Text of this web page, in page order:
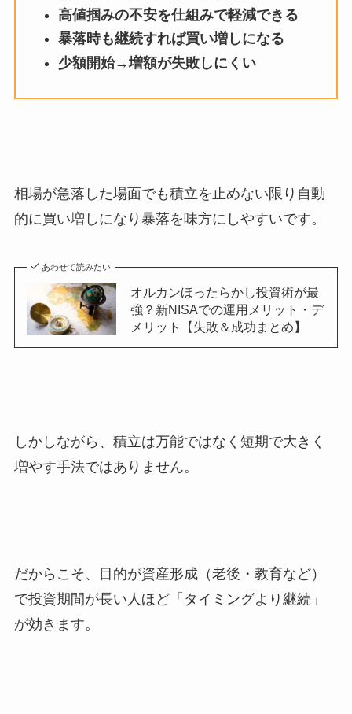
高値掴みの不安を仕組みで軽減できる
暴落時も継続すれば買い増しになる
少額開始→増額が失敗しにくい
相場が急落した場面でも積立を止めない限り自動
的に買い増しになり暴落を味方にしやすいです。
あわせて読みたい
オルカンほったらかし投資術が最
強？新NISAでの運用メリット・デ
メリット【失敗＆成功まとめ】
しかしながら、積立は万能ではなく短期で大きく
増やす手法ではありません。
だからこそ、目的が資産形成（老後・教育など）
で投資期間が長い人ほど「タイミングより継続」
が効きます。